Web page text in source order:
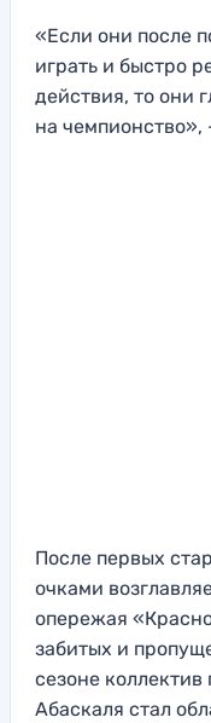
«Если они после
играть и быстро
действия, то они
на чемпионство»,
После первых
очками
опережая
забитых и
сезоне
Абаскаля стал